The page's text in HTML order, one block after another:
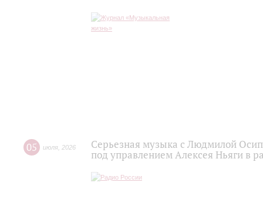
05 июля 2026
Серьезная музыка с Людмилой
под управлением Алексея Ньяги в